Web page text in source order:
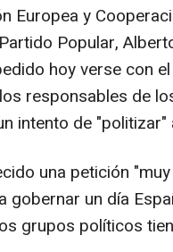
Europea y
Popular,
hoy verse con
responsables de
intento de "politizar"
una petición
un día
grupos políticos